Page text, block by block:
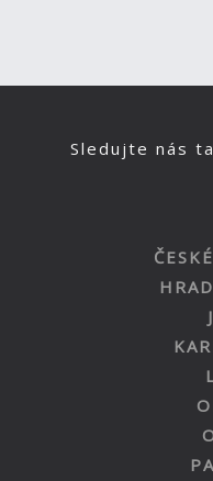
Sledujte nás